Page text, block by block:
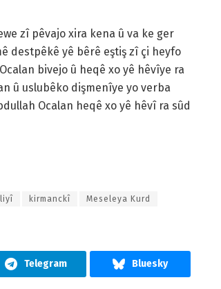
zî pêvajo xira kena û va ke ger
destpêkê yê bêrê eştiş zî çi heyfo
bivejo û heqê xo yê hêvîye ra
û uslubêko dişmenîye yo verba
Ocalan heqê xo yê hêvî ra sûd
kirmanckî Meseleya Kurd